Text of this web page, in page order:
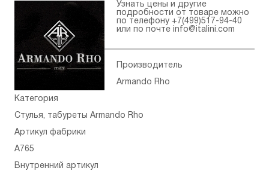
Узнать цены и другие
подробности от товаре можно
по телефону +7(499)517-94-40
или по почте
info@italini.com
Производитель
Armando Rho
Категория
Стулья, табуреты Armando Rho
Артикул фабрики
A765
Внутренний артикул